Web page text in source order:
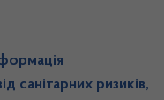
санітарних ризиків,